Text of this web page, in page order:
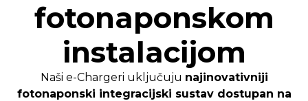
fotonaponskom
instalacijom
Naši e-Chargeri uključuju najinovativniji
fotonaponski integracijski sustav dostupan na